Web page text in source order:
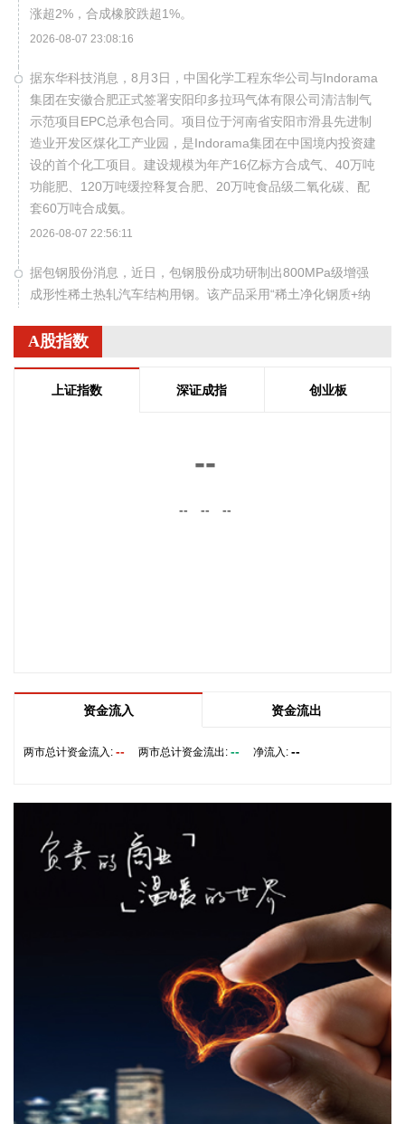
涨超2%，合成橡胶跌超1%。
2026-08-07 23:08:16
据东华科技消息，8月3日，中国化学工程东华公司与Indorama
集团在安徽合肥正式签署安阳印多拉玛气体有限公司清洁制气
示范项目EPC总承包合同。项目位于河南省安阳市滑县先进制
造业开发区煤化工产业园，是Indorama集团在中国境内投资建
设的首个化工项目。建设规模为年产16亿标方合成气、40万吨
功能肥、120万吨缓控释复合肥、20万吨食品级二氧化碳、配
套60万吨合成氨。
2026-08-07 22:56:11
据包钢股份消息，近日，包钢股份成功研制出800MPa级增强
成形性稀土热轧汽车结构用钢。该产品采用“稀土净化钢质+纳
能，可适用于商用车高承载、复杂变形的汽车结构件。产品已
通过某知名商用车配套厂的试模及批量应用验证。
2026-08-07 22:38:11
况进行上调，目前约为2吨/年。公司积极关注市场，加快业务
跨境电商生态体系、拓展跨境电商新业态、建立长效流量机
企同心合力，构建亲清政商关系，搭建常态化政企沟通机制，
位。
2026-08-07 22:18:12
8月7日下午，国家防总副总指挥、水利部部长李国英主持专题
会商，视频连线水利部长江、黄河、淮河、海河、珠江、松
辽、太湖等流域管理机构，分析研判今年第13号台风“白海
豚”发展态势及影响，系统安排部署台风暴雨洪水防御工作。
李国英要求，全力以赴做好六个方面重点工作。一要强化监测
预报预警。二要突出抓好山洪灾害防御。三要确保水利工程安
全度汛。四要强化流域水工程统一联合调度。五要统筹做好城
市外洪内涝防御。六要确保重要基础设施安全。
2026-08-07 22:14:22
美股存储股走低，美光科技跌超2%，SK海力士跌超5%，闪迪
A股指数
上证指数 深证成指 创业板
--
-- -- --
资金流入 资金流出
两市总计资金流入: -- 两市总计资金流出: -- 净流入: --